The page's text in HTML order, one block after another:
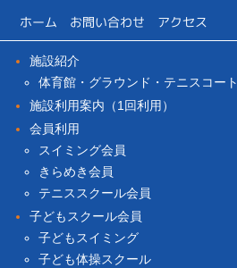
ホーム お問い合わせ アクセス
施設紹介
体育館・グラウンド・テニスコート
施設利用案内（1回利用）
会員利用
スイミング会員
きらめき会員
テニススクール会員
子どもスクール会員
子どもスイミング
子ども体操スクール